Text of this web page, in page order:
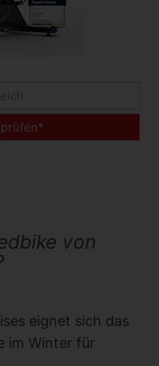
von
eignet sich das
im Winter für